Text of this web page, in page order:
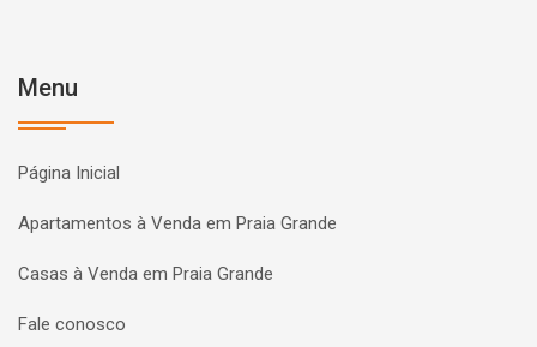
Menu
Página Inicial
Apartamentos à Venda em Praia Grande
Casas à Venda em Praia Grande
Fale conosco